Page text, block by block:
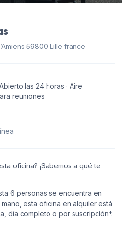
59800 Lille france
las 24 horas · Aire
reuniones
oficina? ¡Sabemos a qué te
6 personas se encuentra en
esta oficina en alquiler está
día completo o por suscripción*.